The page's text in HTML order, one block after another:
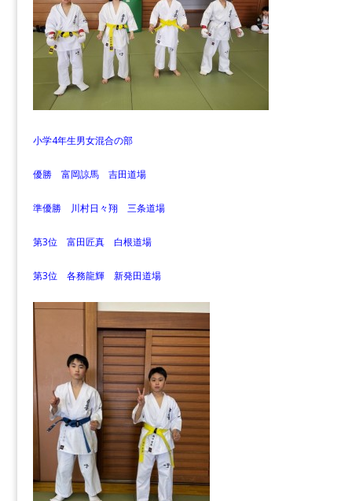
小学4年生男女混合の部
優勝 富岡諒馬 吉田道場
準優勝 川村日々翔 三条道場
第3位 富田匠真 白根道場
第3位 各務龍輝 新発田道場